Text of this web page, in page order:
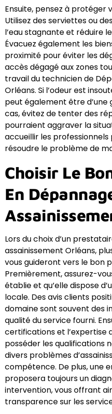
Ensuite, pensez à protéger
Utilisez des serviettes ou
l’eau stagnante et réduire
Évacuez également les
proximité pour éviter les
accès dégagé aux zones
travail du technicien de
Orléans. Si l’odeur est
peut également être d’une
cas, évitez de tenter des
pourraient aggraver la
accueillir les professionnels
résoudre le problème de
Choisir Le
En
Lors du choix d’un
assainissement Orléans,
vous guideront vers le bon
Premièrement, assurez-
établie et qu’elle dispose
locale. Des avis clients
domaine sont souvent des
qualité du service fourni.
certifications et l’expertise
posséder les qualifications
divers problèmes
compétence. De plus, une
proposera toujours un
intervention, vous offrant
transparence sur les